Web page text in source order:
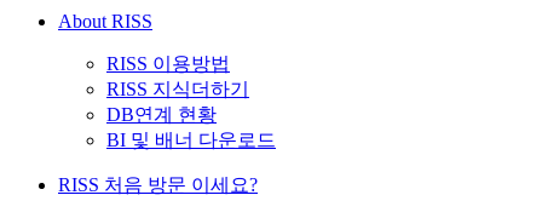
About RISS
RISS 이용방법
RISS 지식더하기
DB연계 현황
BI 및 배너 다운로드
RISS 처음 방문 이세요?